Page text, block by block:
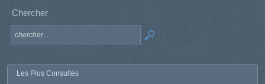
Chercher
Les Plus Consultés